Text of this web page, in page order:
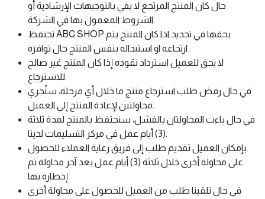
حال كان المنتج المرتجع لا يفي بالتوجيهات الإرشادية أو
الشروط المعمول بها في الشركة.
تحتفظ ABC SHOP بحقها في تحديد اذا كان المنتج بتم
ارتجاعه او استبداله بنفس المنتج حال توافره .
لا يحق للعميل استرداد نقوده إذا كان المنتج غير صالح
للاسترجاع.
في حال رفض طلب استرجاع منتج ما خلال أي مرحلة، سنُجري
محاولتين لإعادة المنتج إلى العميل.
في حال باءت المحاولتان بالفشل، سنحتفظ بالمنتج لمدة ثلاثة
(3) أيام عمل في مركز التسليمات لدينا.
بإمكان العميل تقديم طلب إلى فريق رعاية العملاء للحصول
على محاولة أخرى خلال ثلاثة (3) أيام عمل بعد آخر محاولة تم
إخطاره بها.
في حال تلقينا طلب من العميل للحصول على محاولة أخرى